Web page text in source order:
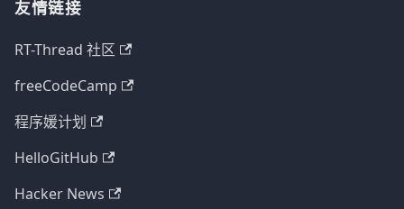
友情链接
RT-Thread 社区
freeCodeCamp
程序媛计划
HelloGitHub
Hacker News